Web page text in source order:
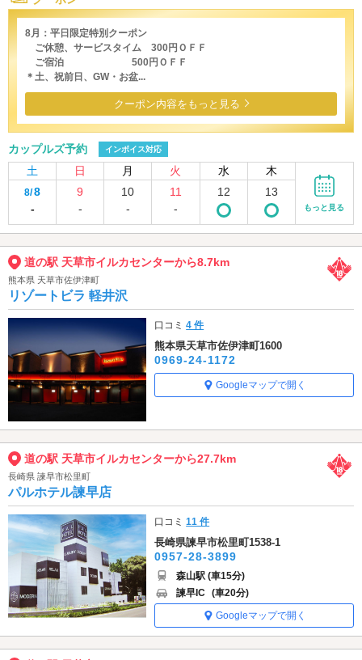
8月：平日限定特別クーポン
ご休憩、サービスタイム 300円ＯＦＦ
ご宿泊 500円ＯＦＦ
＊土、祝前日、GW・お盆...
クーポン内容をもっと見る
カップルズ予約 インボイス対応
土 日 月 火 水 木
8/8
-
9
-
10
-
11
-
12 13
もっと見る
道の駅 天草市イルカセンターから8.7km
熊本県 天草市佐伊津町
リゾートビラ 軽井沢
口コミ4 件
熊本県天草市佐伊津町1600
0969-24-1172
Googleマップで開く
道の駅 天草市イルカセンターから27.7km
長崎県 諫早市松里町
パルホテル諫早店
口コミ11 件
長崎県諫早市松里町1538-1
0957-28-3899
森山駅 (車15分)
諫早IC (車20分)
Googleマップで開く